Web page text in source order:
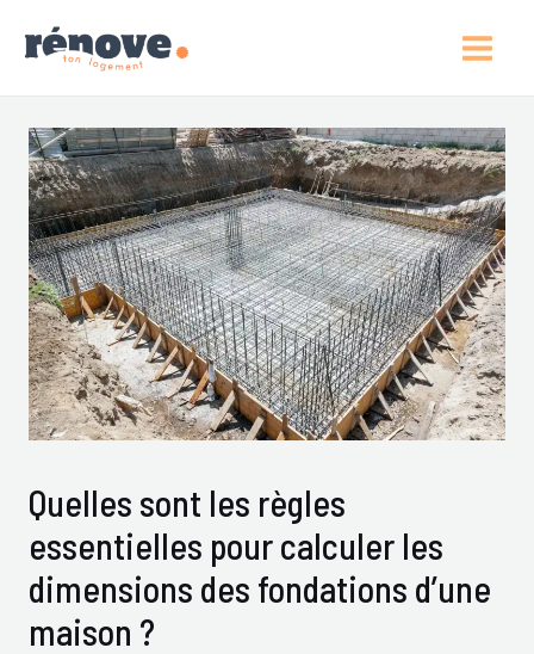
Main
Quelles sont les règles
essentielles pour calculer les
dimensions des fondations d’une
maison ?
Navigation